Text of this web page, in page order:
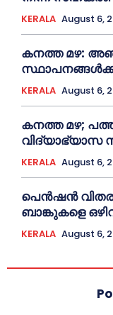
KERALA August 6,
കനത്ത മഴ:
KERALA August 6,
കനത്ത മഴ;
വിദ്യാഭ്യാസ
KERALA August 6,
പെൻഷൻ
ബാങ്കുകളെ
KERALA August 6,